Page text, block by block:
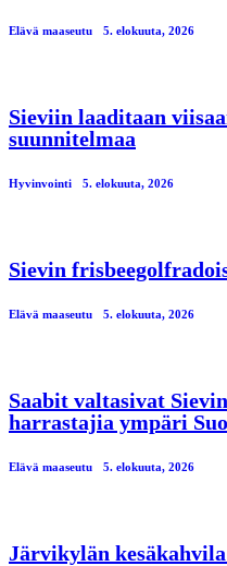
Elävä maaseutu 5. elokuuta, 2026
Sieviin laaditaan
suunnitelmaa
Hyvinvointi 5. elokuuta, 2026
Sievin
Elävä maaseutu 5. elokuuta, 2026
Saabit valtasivat
harrastajia ympäri
Elävä maaseutu 5. elokuuta, 2026
Järvikylän